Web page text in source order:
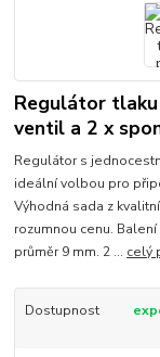
Regulátor
ventil a 2 x
Regulátor s
ideální volbou pro
Výhodná sada z
rozumnou cenu.
průměr 9 mm. 2 ... celý
Dostupnost